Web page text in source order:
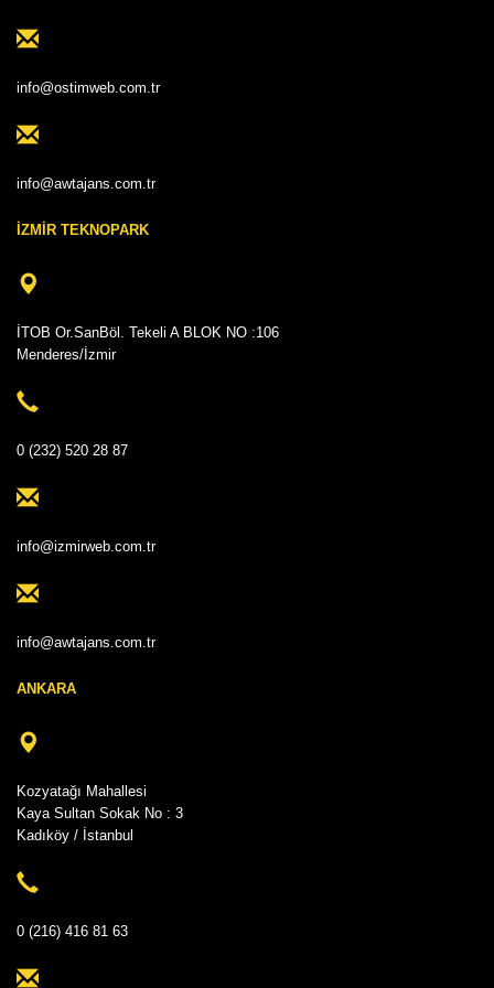
info@ostimweb.com.tr
info@awtajans.com.tr
İZMİR TEKNOPARK
İTOB Or.SanBöl. Tekeli A BLOK NO :106
Menderes/İzmir
0 (232) 520 28 87
info@izmirweb.com.tr
info@awtajans.com.tr
ANKARA
Kozyatağı Mahallesi
Kaya Sultan Sokak No : 3
Kadıköy / İstanbul
0 (216) 416 81 63